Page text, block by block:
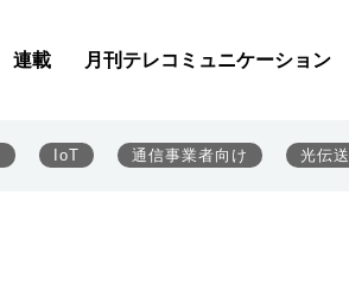
連載 月刊テレコミュニケーション
IoT 通信事業者向け 光伝送